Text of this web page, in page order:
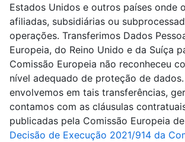
Estados Unidos e outros países onde
afiliadas, subsidiárias ou
operações. Transferimos Dados
Europeia, do Reino Unido e da Suíça
Comissão Europeia não reconheceu
nível adequado de proteção de
envolvemos em tais transferências,
contamos com as cláusulas
publicadas pela Comissão Europeia
Decisão de Execução 2021/914 da